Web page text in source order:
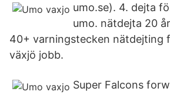
umo.se). 4. dejta
umo. nätdejta 20
40+ varningstecken nätdejting
växjö jobb.
Super Falcons